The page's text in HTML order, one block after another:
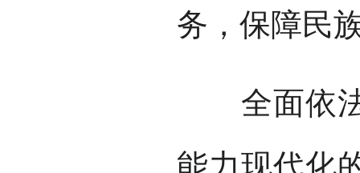
务，保障民
全面依法
能力现代化